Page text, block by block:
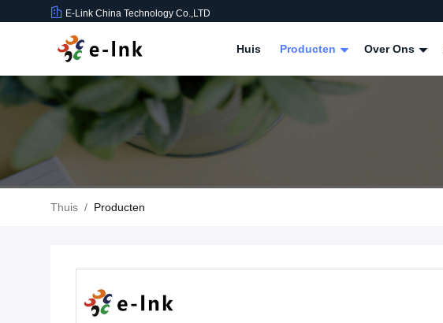
E-Link China Technology Co.,LTD
Huis Producten Over Ons
Thuis / Producten